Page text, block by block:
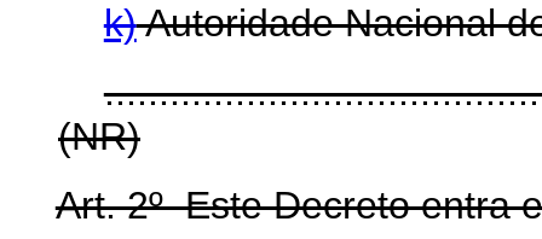
k)Autoridade Nacional
(NR)
Art. 2º Este Decreto entra